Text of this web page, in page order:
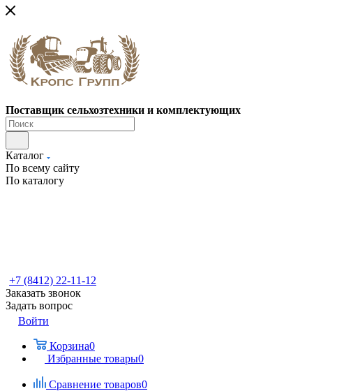
Поставщик сельхозтехники и комплектующих
Каталог
По всему сайту
По каталогу
+7 (8412) 22-11-12
Заказать звонок
Задать вопрос
Войти
Корзина0
Избранные товары0
Сравнение товаров0